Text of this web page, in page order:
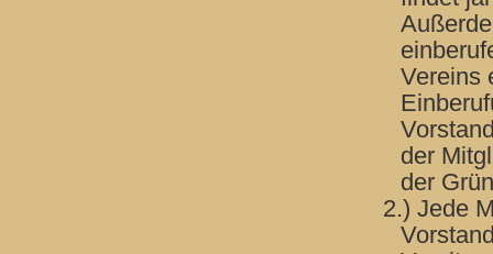
Vereins
der
der
2.) Jede